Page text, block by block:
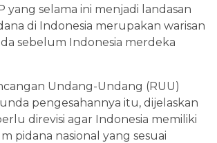
yang selama ini menjadi landasan
di Indonesia merupakan warisan
sebelum Indonesia merdeka
Undang-Undang (RUU)
pengesahannya itu, dijelaskan
direvisi agar Indonesia memiliki
pidana nasional yang sesuai